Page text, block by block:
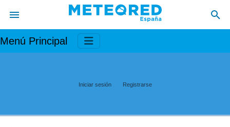
Menú Principal
Iniciar sesión Registrarse